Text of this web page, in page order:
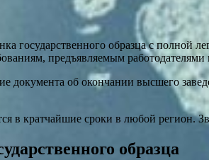
государственного образца с полной
предъявляемым работодателями
документа об окончании высшего
в кратчайшие сроки в любой регион.
образца